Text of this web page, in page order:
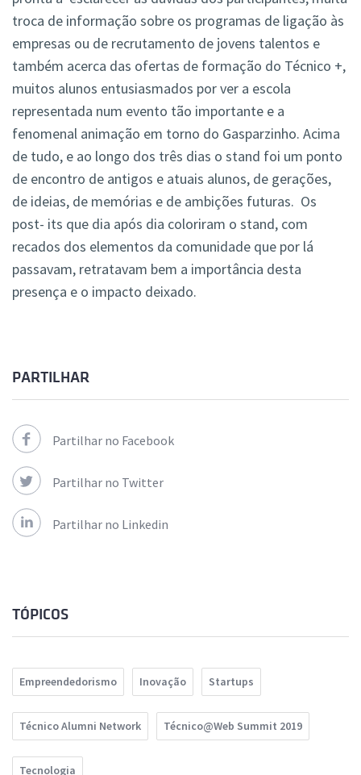
troca de informação sobre os programas de ligação às
empresas ou de recrutamento de jovens talentos e
também acerca das ofertas de formação do Técnico +,
muitos alunos entusiasmados por ver a escola
representada num evento tão importante e a
fenomenal animação em torno do Gasparzinho. Acima
de tudo, e ao longo dos três dias o stand foi um ponto
de encontro de antigos e atuais alunos, de gerações,
de ideias, de memórias e de ambições futuras. Os
post- its que dia após dia coloriram o stand, com
recados dos elementos da comunidade que por lá
passavam, retratavam bem a importância desta
presença e o impacto deixado.
PARTILHAR
Partilhar no Facebook
Partilhar no Twitter
Partilhar no Linkedin
TÓPICOS
Empreendedorismo Inovação Startups
Técnico Alumni Network Técnico@Web Summit 2019
Tecnologia